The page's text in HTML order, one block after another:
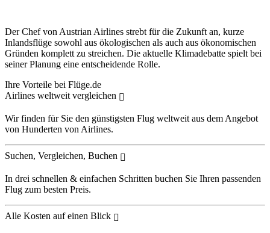
Der Chef von Austrian Airlines strebt für die Zukunft an, kurze
Inlandsflüge sowohl aus ökologischen als auch aus ökonomischen
Gründen komplett zu streichen. Die aktuelle Klimadebatte spielt bei
seiner Planung eine entscheidende Rolle.
Ihre Vorteile bei Flüge.de
Airlines weltweit vergleichen
Wir finden für Sie den günstigsten Flug weltweit aus dem Angebot
von Hunderten von Airlines.
Suchen, Vergleichen, Buchen
In drei schnellen & einfachen Schritten buchen Sie Ihren passenden
Flug zum besten Preis.
Alle Kosten auf einen Blick